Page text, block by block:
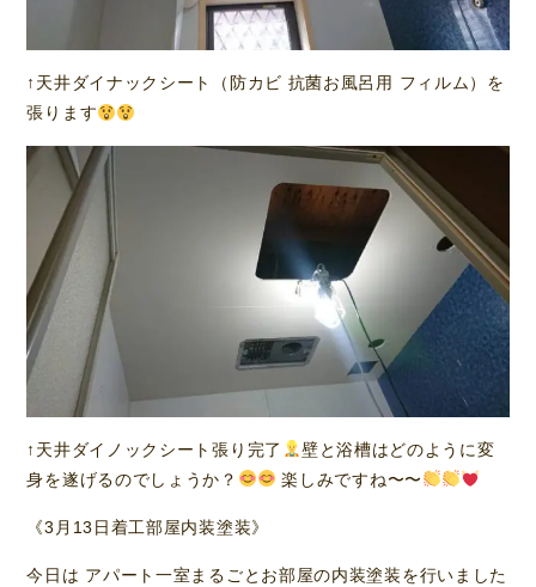
↑天井ダイナックシート（防カビ 抗菌お風呂用 フィルム）を
張ります
↑天井ダイノックシート張り完了
壁と浴槽はどのように変
身を遂げるのでしょうか？
楽しみですね〜〜
《3月13日着工部屋内装塗装》
今日は アパート一室まるごとお部屋の内装塗装を行いました